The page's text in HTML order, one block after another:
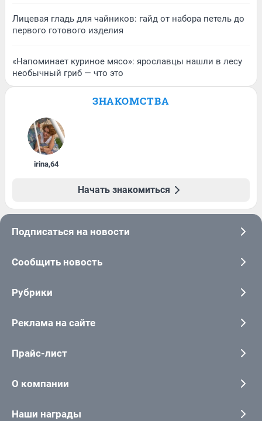
Лицевая гладь для чайников: гайд от набора петель до
первого готового изделия
«Напоминает куриное мясо»: ярославцы нашли в лесу
необычный гриб — что это
ЗНАКОМСТВА
irina,64
Начать знакомиться
Подписаться на новости
Сообщить новость
Рубрики
Реклама на сайте
Прайс-лист
О компании
Наши награды